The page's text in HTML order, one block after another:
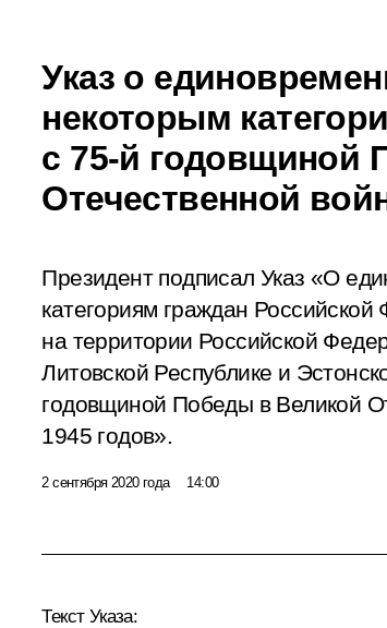
Указ о
некоторым
с 75-й годовщиной
Отечественной
Президент подписал Указ «О
категориям граждан
на территории Российской
Литовской Республике и
годовщиной Победы в Великой
1945 годов».
2 сентября 2020 года 14:00
Текст Указа: